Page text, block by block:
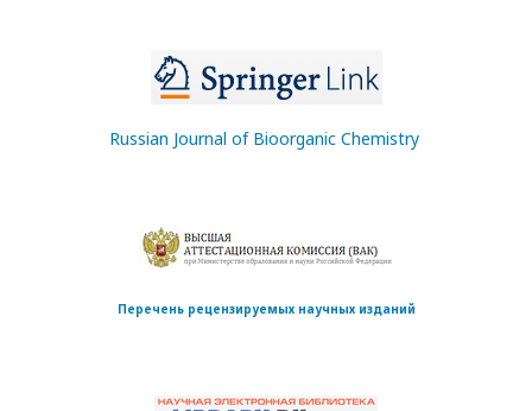
Russian Journal of Bioorganic Chemistry
Перечень рецензируемых научных изданий